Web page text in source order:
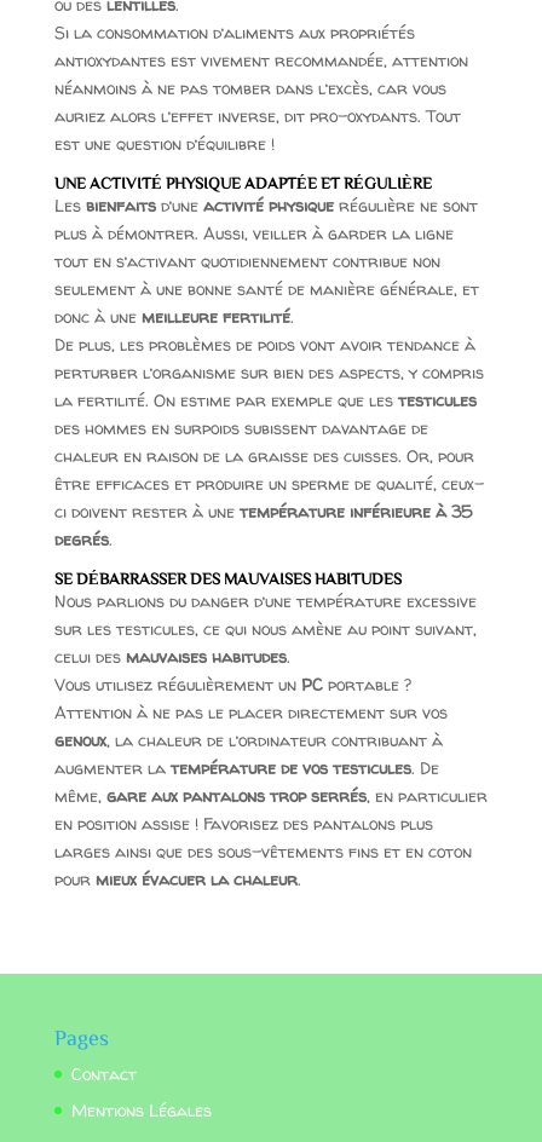
ou des lentilles.
Si la consommation d’aliments aux propriétés
antioxydantes est vivement recommandée, attention
néanmoins à ne pas tomber dans l’excès, car vous
auriez alors l’effet inverse, dit pro-oxydants. Tout
est une question d’équilibre !
UNE ACTIVITÉ PHYSIQUE ADAPTÉE ET RÉGULIÈRE
Les bienfaits d’une activité physiquerégulière ne sont
plus à démontrer. Aussi, veiller à garder la ligne
tout en s’activant quotidiennement contribue non
seulement à une bonne santé de manière générale, et
donc à une meilleure fertilité.
De plus, les problèmes de poids vont avoir tendance à
perturber l’organisme sur bien des aspects, y compris
la fertilité. On estime par exemple que lestesticules
des hommes en surpoids subissent davantage de
chaleur en raison de la graisse des cuisses. Or, pour
être efficaces et produire un sperme de qualité, ceux-
ci doivent rester à unetempérature inférieure à 35
degrés.
SE DÉBARRASSER DES MAUVAISES HABITUDES
Nous parlions du danger d’une température excessive
sur les testicules, ce qui nous amène au point suivant,
celui des mauvaises habitudes.
Vous utilisez régulièrement un PC portable ?
Attention à ne pas le placer directement sur vos
genoux, la chaleur de l’ordinateur contribuant à
augmenter latempérature de vos testicules. De
même, gare aux pantalons trop serrés, en particulier
en position assise ! Favorisez des pantalons plus
larges ainsi que des sous-vêtements fins et en coton
pour mieux évacuer la chaleur.
Pages
Contact
Mentions Légales